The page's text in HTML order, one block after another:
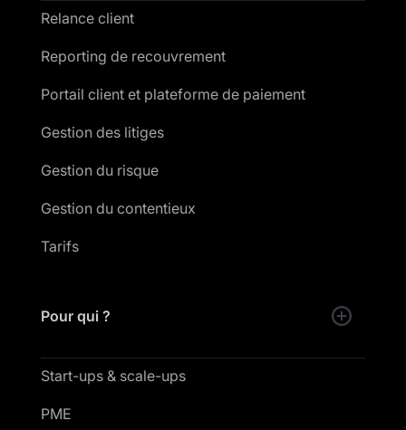
Relance client
Reporting de recouvrement
Portail client et plateforme de paiement
Gestion des litiges
Gestion du risque
Gestion du contentieux
Tarifs
Pour qui ?
Start-ups & scale-ups
PME